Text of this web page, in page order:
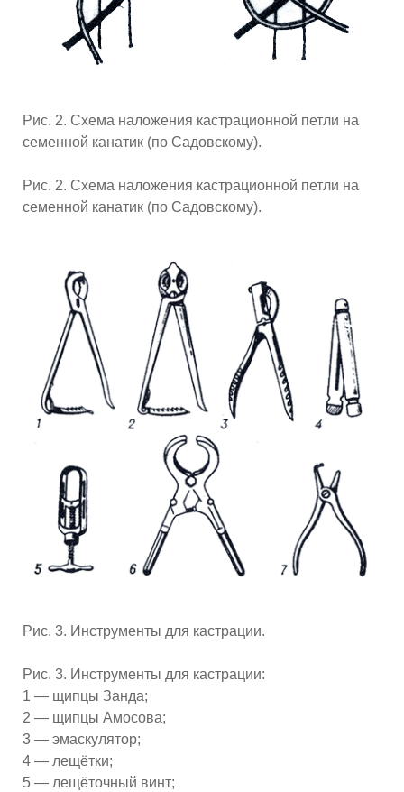
Рис. 2. Схема наложения кастрационной петли на
семенной канатик (по Садовскому).
Рис. 2. Схема наложения кастрационной петли на
семенной канатик (по Садовскому).
Рис. 3. Инструменты для кастрации.
Рис. 3. Инструменты для кастрации:
1 — щипцы Занда;
2 — щипцы Амосова;
3 — эмаскулятор;
4 — лещётки;
5 — лещёточный винт;